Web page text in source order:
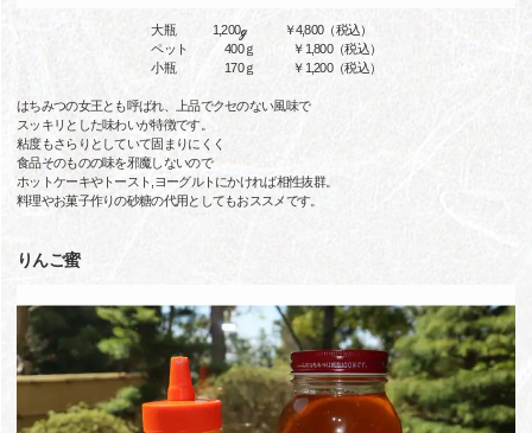
大瓶 1,200ℊ ￥4,800（税込）
ペット 400ｇ ￥1,800（税込）
小瓶 170ｇ ￥1,200（税込）
はちみつの女王とも呼ばれ、上品でクセのない風味で
スッキリとした味わいが特徴です。
粘度もさらりとしていて固まりにくく
食品そのものの味を邪魔しないので
ホットケーキやトースト,ヨーグルトにかければ相性抜群。
料理やお菓子作りの砂糖の代用としてもおススメです。
りんご蜜